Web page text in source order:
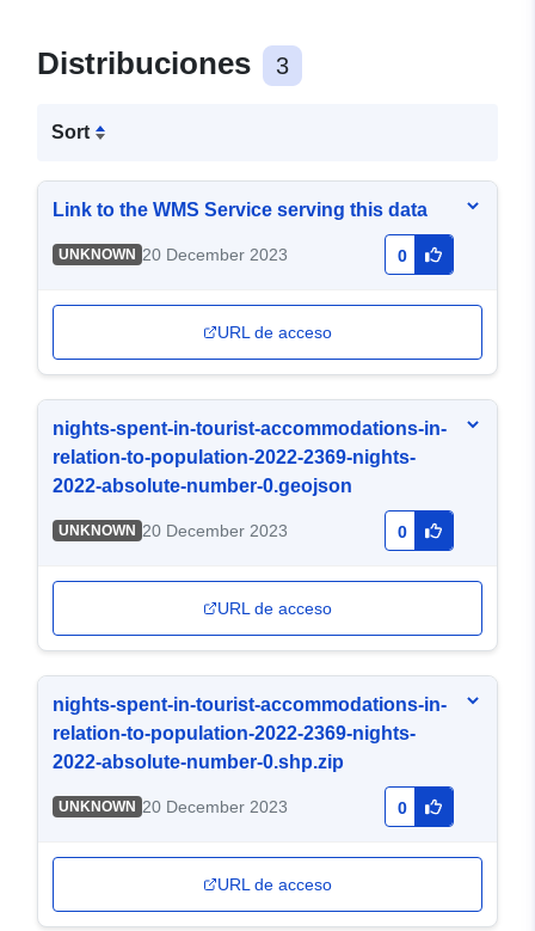
Distribuciones 3
Sort
Link to the WMS Service serving this data
UNKNOWN 20 December 2023 0
URL de acceso
nights-spent-in-tourist-accommodations-in-
relation-to-population-2022-2369-nights-
2022-absolute-number-0.geojson
UNKNOWN 20 December 2023 0
URL de acceso
nights-spent-in-tourist-accommodations-in-
relation-to-population-2022-2369-nights-
2022-absolute-number-0.shp.zip
UNKNOWN 20 December 2023 0
URL de acceso